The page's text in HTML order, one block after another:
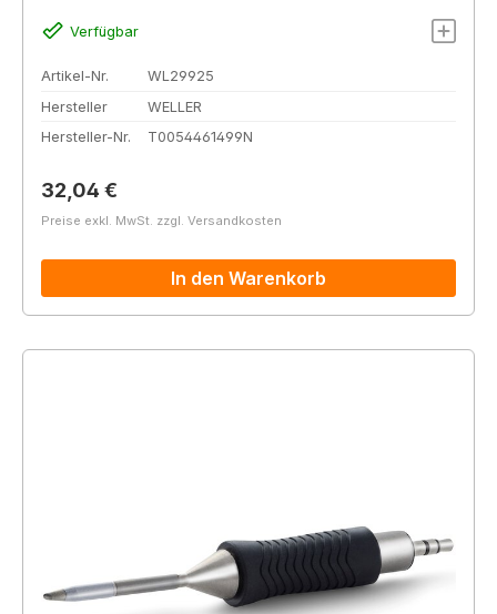
Verfügbar
Artikel-Nr.
WL29925
Hersteller
WELLER
Hersteller-Nr.
T0054461499N
Regulärer Preis:
32,04 €
Preise exkl. MwSt. zzgl. Versandkosten
In den Warenkorb